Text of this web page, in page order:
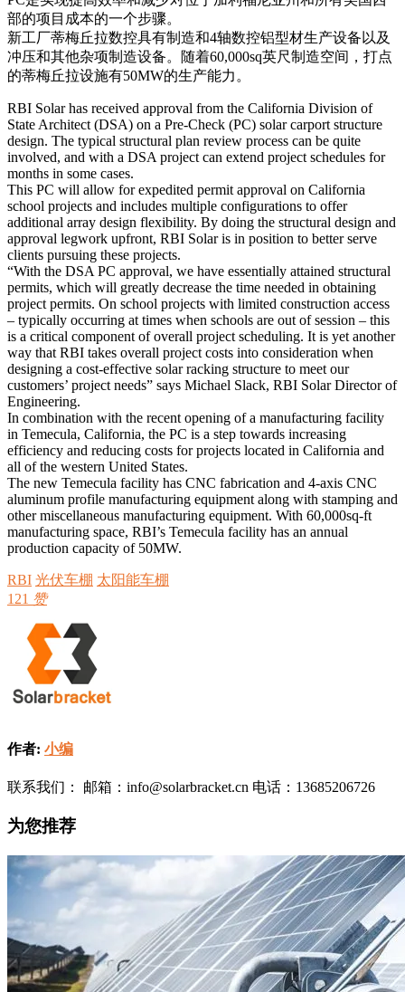
部的项目成本的一个步骤。
新工厂蒂梅丘拉数控具有制造和4轴数控铝型材生产设备以及
冲压和其他杂项制造设备。随着60,000sq英尺制造空间，打点
的蒂梅丘拉设施有50MW的生产能力。
RBI Solar has received approval from the California Division of
State Architect (DSA) on a Pre-Check (PC) solar carport structure
design. The typical structural plan review process can be quite
involved, and with a DSA project can extend project schedules for
months in some cases.
This PC will allow for expedited permit approval on California
school projects and includes multiple configurations to offer
additional array design flexibility. By doing the structural design and
approval legwork upfront, RBI Solar is in position to better serve
clients pursuing these projects.
“With the DSA PC approval, we have essentially attained structural
permits, which will greatly decrease the time needed in obtaining
project permits. On school projects with limited construction access
– typically occurring at times when schools are out of session – this
is a critical component of overall project scheduling. It is yet another
way that RBI takes overall project costs into consideration when
designing a cost-effective solar racking structure to meet our
customers’ project needs” says Michael Slack, RBI Solar Director of
Engineering.
In combination with the recent opening of a manufacturing facility
in Temecula, California, the PC is a step towards increasing
efficiency and reducing costs for projects located in California and
all of the western United States.
The new Temecula facility has CNC fabrication and 4-axis CNC
aluminum profile manufacturing equipment along with stamping and
other miscellaneous manufacturing equipment. With 60,000sq-ft
manufacturing space, RBI’s Temecula facility has an annual
production capacity of 50MW.
RBI 光伏车棚 太阳能车棚
121 赞
作者: 小编
联系我们： 邮箱：info@solarbracket.cn 电话：13685206726
为您推荐